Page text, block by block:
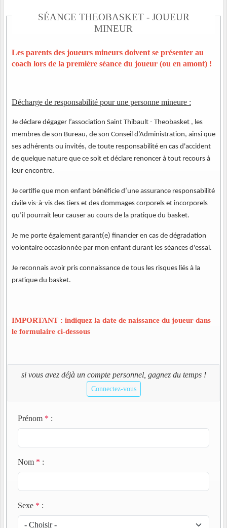
SÉANCE THEOBASKET - JOUEUR
MINEUR
Les parents des joueurs mineurs doivent se présenter au
coach lors de la première séance du joueur (ou en amont) !
Décharge de responsabilité pour une personne mineure :
Je déclare dégager l’association Saint Thibault - Theobasket , les
membres de son Bureau, de son Conseil d’Administration, ainsi que
ses adhérents ou invités, de toute responsabilité en cas d'accident
de quelque nature que ce soit et déclare renoncer à tout recours à
leur encontre.
Je certifie que mon enfant bénéficie d’une assurance responsabilité
civile vis-à-vis des tiers et des dommages corporels et incorporels
qu’il pourrait leur causer au cours de la pratique du basket.
Je me porte également garant(e) financier en cas de dégradation
volontaire occasionnée par mon enfant durant les séances d'essai.
Je reconnais avoir pris connaissance de tous les risques liés à la
pratique du basket.
IMPORTANT : indiquez la date de naissance du joueur dans
le formulaire ci-dessous
si vous avez déjà un compte personnel, gagnez du temps !
Connectez-vous
Prénom * :
Nom * :
Sexe * :